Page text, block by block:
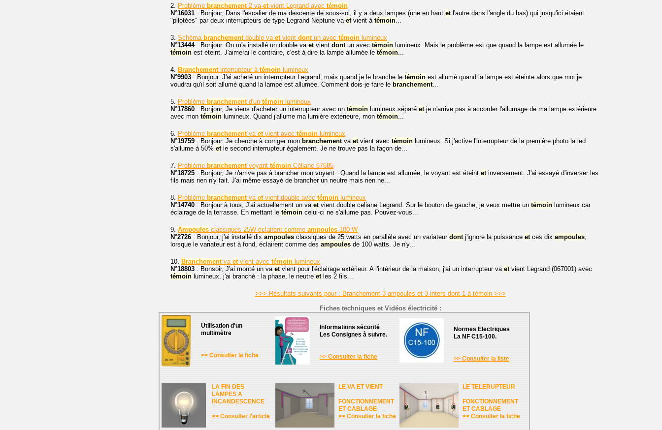
2. Problème branchement 2 va-et-vient Legrand avec témoin
N°16031 : Bonjour, Dans l'escalier de ma descente de sous-sol, il y a deux lampes (une en haut et l'autre dans l'angle du bas) qui jusqu'ici étaient
"pilotées" par deux interrupteurs de type Legrand Neptune va-et-vient à témoin
3. Schéma branchement double va et vient dont un avec témoin lumineux
N°13444: Bonjour. On m'a installé un double va et vient dont un avec témoin lumineux. Mais le problème est que quand la lampe est allumée le
témoin est éteint. J'aimerai le contraire, c'est à dire la lampe allumée le témoin
4. Branchement interrupteur à témoin lumineux
N°9903 : Bonjour. J'ai acheté un interrupteur Legrand, mais quand je le branche le témoin est allumé quand la lampe est éteinte alors que moi je
voudrai qu'il soit allumé quand la lampe est allumée. Comment dois-je faire le branchement
5. Problème branchement d'un témoin lumineux
N°17860 : Bonjour, Je viens d'acheter un interrupteur avec un témoin lumineux séparé et je n'arrive pas à accorder l'allumage de ma lampe extérieure
avec mon témoin lumineux. Quand j'allume ma lumière extérieure, mon témoin
6. Problème branchement va et vient avec témoin lumineux
N°19759 : Bonjour. Je cherche à corriger mon branchement va et vient avec témoin lumineux. Si j'active l'interrupteur de la première photo la led
s'allume à 50% et le second interrupteur également. Je ne trouve pas la façon de...
7. Problème branchement voyant témoin Céliane 67685
N°18725 : Bonjour, Je n'arrive pas à brancher mon voyant : Quand la lampe est allumée, le voyant est éteint et inversement. J'ai essayé d'inverser les
fils mais rien n'y fait. J'ai même essayé de brancher un neutre mais rien ne...
8. Problème branchement va et vient double avec témoin lumineux
N°14740 : Bonjour à tous, J'ai actuellement un va et vient double celiane Legrand. Sur le bouton de gauche, je veux mettre un témoin lumineux car
éclairage de la terrasse. En mettant le témoin celui-ci ne s'allume pas. Pouvez-vous...
9. Ampoules classiques 25W éclairent comme ampoules 100 W
N°2726 : Bonjour, j'ai installé dix ampoules classiques de 25 watts en parallèle avec un variateur dont j'ignore la puissance et ces dix ampoules
lorsque le variateur est à fond, éclairent comme des ampoules de 100 watts. Je n'y...
10. Branchement va et vient avec témoin lumineux
N°18803 : Bonsoir, J'ai monté un va et vient pour l'éclairage extérieur. A l'intérieur de la maison, j'ai un interrupteur va et vient Legrand (067001) avec
témoin lumineux, j'ai branché : la phase, le neutre et les 2 fils...
>>> Résultats suivants pour : Branchement 3 ampoules et 3 inters dont 1 à témoin >>>
Fiches techniques et Vidéos électricité :
Utilisation d'un
multimètre
>> Consulter la fiche
Informations sécurité
Les Consignes à suivre.
>> Consulter la fiche
Normes Electriques
La NF C15-100.
>> Consulter la liste
LA FIN DES
LAMPES A
INCANDESCENCE
>> Consulter l'article
LE VA ET VIENT
FONCTIONNEMENT
ET CABLAGE
>> Consulter la fiche
LE TELERUPTEUR
FONCTIONNEMENT
ET CABLAGE
>> Consulter la fiche